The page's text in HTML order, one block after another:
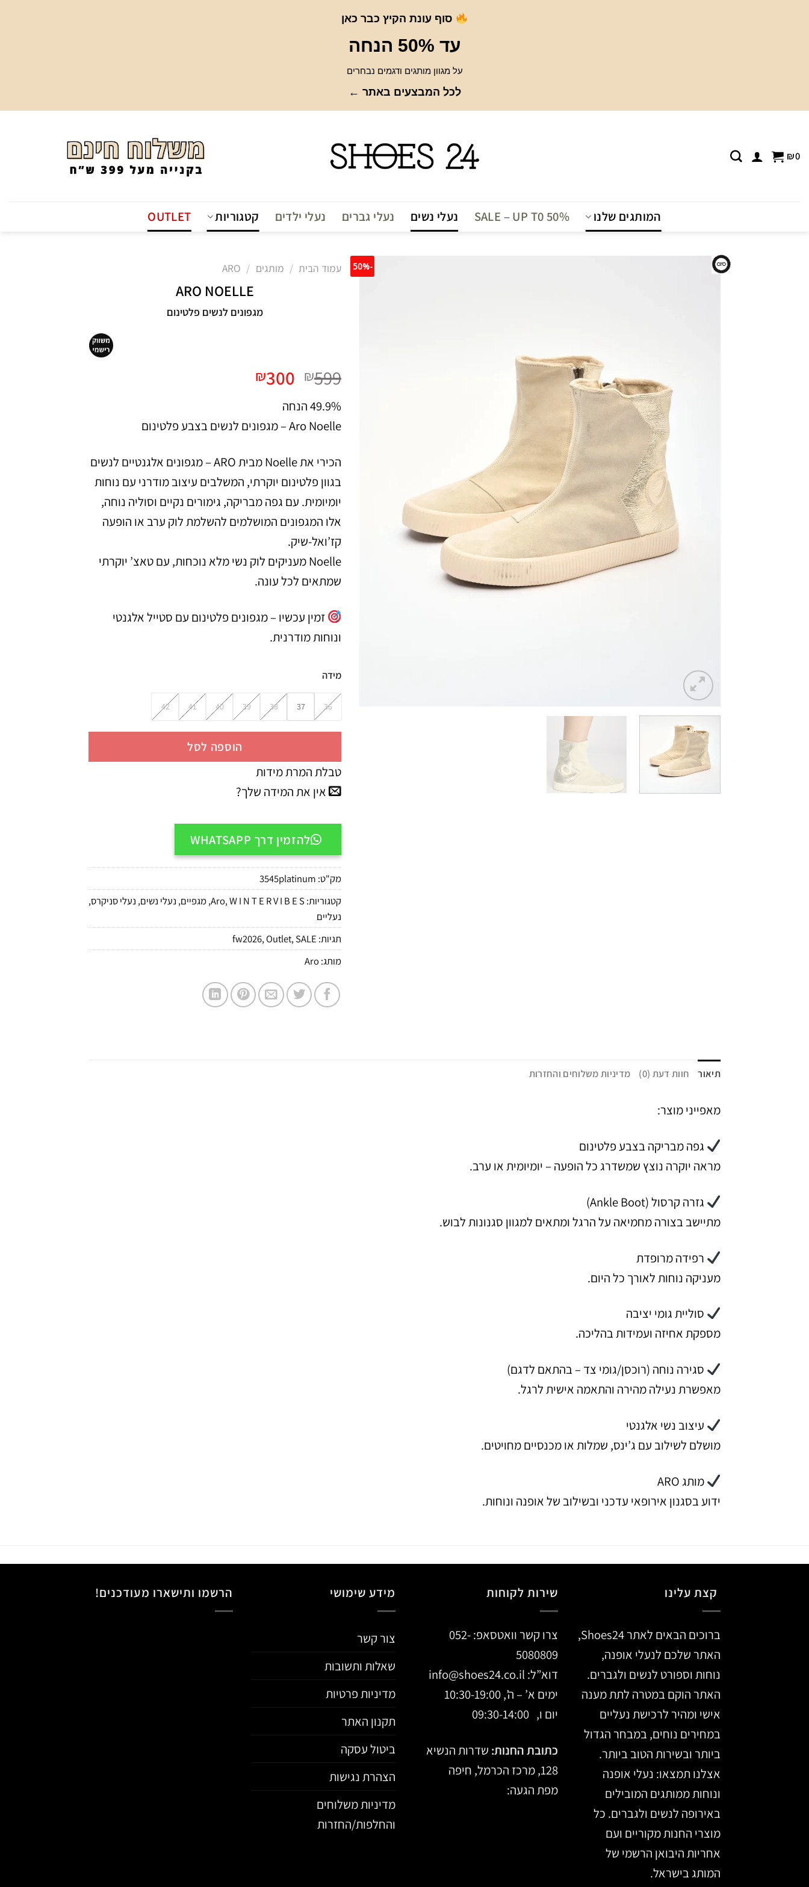
סוף עונת הקיץ כבר כאן
עד 50% הנחה
על מגוון מותגים ודגמים נבחרים
לכל המבצעים באתר ←
₪0
המותגים שלנו SALE – UP T0 50% נעלי נשים נעלי גברים נעלי ילדים קטגוריות OUTLET
-50% עמוד הבית / מותגים /
ARO
ARO NOELLE
מגפונים לנשים פלטינום
₪599 המחיר
היה:
₪599.
₪300
₪300.
49.9% הנחה
Aro Noelle – מגפונים לנשים בצבע פלטינום
הכירי את Noelle מבית ARO – מגפונים אלגנטיים לנשים
בגוון פלטינום יוקרתי, המשלבים עיצוב מודרני עם נוחות
יומיומית. עם גפה מבריקה, גימורים נקיים וסוליה נוחה,
אלו המגפונים המושלמים להשלמת לוק ערב או הופעה
קז’ואל-שיק.
Noelle מעניקים לוק נשי מלא נוכחות, עם טאצ’ יוקרתי
שמתאים לכל עונה.
זמין עכשיו – מגפונים פלטינום עם סטייל אלגנטי
ונוחות מודרנית.
מידה
36
37
38
39
40
41
42
הוספה לסל
טבלת המרת מידות
אין את המידה שלך?
להזמין דרך WHATSAPP
מק"ט: 3545platinum
קטגוריות:
Aro,W I N T E R V I B E S
,מגפיים, נעלי נשים, נעלי סניקרס,
נעליים
תגיות:
fw2026,Outlet, SALE
מותג: Aro
תיאור חוות דעת (0) מדיניות משלוחים והחזרות
מאפייני מוצר:
גפה מבריקה בצבע פלטינום
מראה יוקרה נוצץ שמשדרג כל הופעה – יומיומית או ערב.
גזרה קרסול (Ankle Boot)
מתיישב בצורה מחמיאה על הרגל ומתאים למגוון סגנונות לבוש.
רפידה מרופדת
מעניקה נוחות לאורך כל היום.
סוליית גומי יציבה
מספקת אחיזה ועמידות בהליכה.
סגירה נוחה (רוכסן/גומי צד – בהתאם לדגם)
מאפשרת נעילה מהירה והתאמה אישית לרגל.
עיצוב נשי אלגנטי
מושלם לשילוב עם ג’ינס, שמלות או מכנסיים מחויטים.
מותג ARO
ידוע בסגנון אירופאי עדכני ובשילוב של אופנה ונוחות.
קצת עלינו
ברוכים הבאים לאתר Shoes24,
האתר שלכם לנעלי אופנה,
נוחות וספורט לנשים ולגברים.
האתר הוקם במטרה לתת מענה
אישי ומהיר לרכישת נעליים
במחירים נוחים, במבחר הגדול
ביותר ובשירות הטוב ביותר.
אצלנו תמצאו: נעלי אופנה
ונוחות ממותגים המובילים
באירופה לנשים ולגברים. כל
מוצרי החנות מקוריים ועם
אחריות היבואן הרשמי של
המותג בישראל.
שירות לקוחות
צרו קשר וואטסאפ:052-
5080809
דוא”ל:
ימים א’ – ה’, 10:30-19:00
יום ו, 09:30-14:00
כתובת החנות: שדרות הנשיא
128, מרכז הכרמל, חיפה
מפת הגעה:
מידע שימושי
צור קשר
שאלות ותשובות
מדיניות פרטיות
תקנון האתר
ביטול עסקה
הצהרת נגישות
מדיניות משלוחים
והחלפות/החזרות
הרשמו ותישארו מעודכנים!